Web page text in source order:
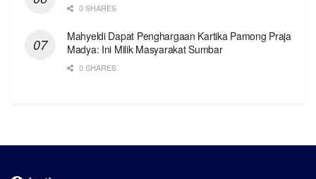
0 SHARES
Mahyeldi Dapat Penghargaan Kartika Pamong Praja
Madya: Ini Milik Masyarakat Sumbar
0 SHARES